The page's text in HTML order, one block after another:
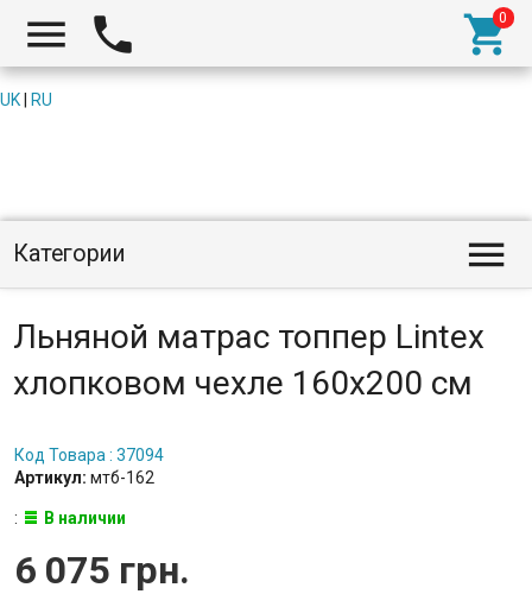
  
UK RU
Категории 
Льняной матрас топпер Lintex
хлопковом чехле 160x200 см
Код Товара : 37094
Артикул: мтб-162
: В наличии
6 075 грн.